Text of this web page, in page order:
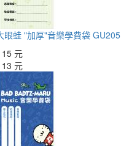
眼蛙 "加厚"音樂學費袋 GU205
15 元
13 元